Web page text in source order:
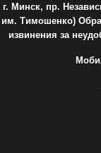
г. Минск, пр.
им. Тимошенко)
извинения за